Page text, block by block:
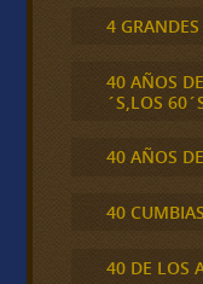
4
40 AÑOS
´S,LOS
40 AÑOS
40
40 DE LOS